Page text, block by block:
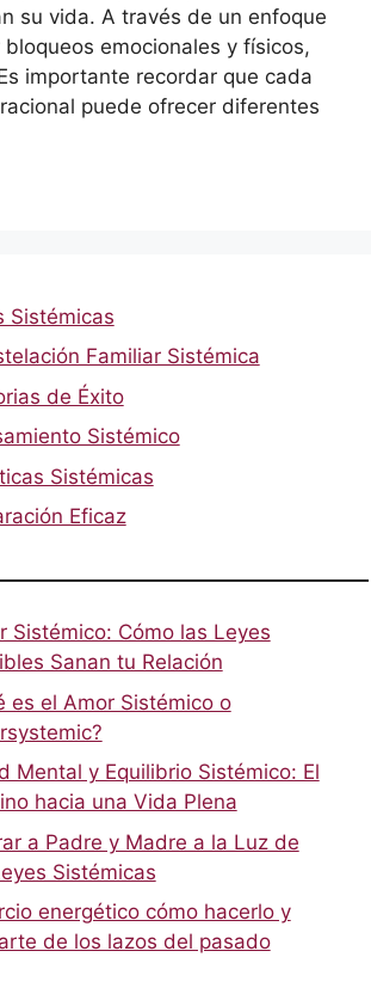
su vida. A través de un enfoque
emocionales y físicos,
importante recordar que cada
puede ofrecer diferentes
Sistémicas
Familiar Sistémica
de Éxito
Sistémico
Sistémicas
Eficaz
Sistémico: Cómo las Leyes
Sanan tu Relación
es el Amor Sistémico o
Mental y Equilibrio Sistémico: El
hacia una Vida Plena
a Padre y Madre a la Luz de
Sistémicas
energético cómo hacerlo y
de los lazos del pasado